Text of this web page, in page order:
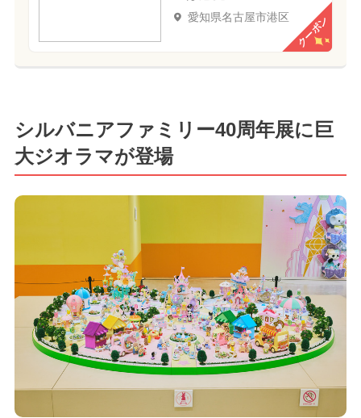
愛知県名古屋市港区 クーポン
シルバニアファミリー40周年展に巨
大ジオラマが登場